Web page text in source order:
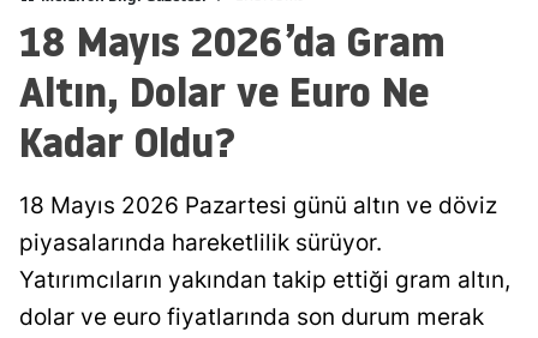
18 Mayıs 2026’da Gram
Altın, Dolar ve Euro Ne
Kadar Oldu?
18 Mayıs 2026 Pazartesi günü altın ve döviz
piyasalarında hareketlilik sürüyor.
Yatırımcıların yakından takip ettiği gram altın,
dolar ve euro fiyatlarında son durum merak